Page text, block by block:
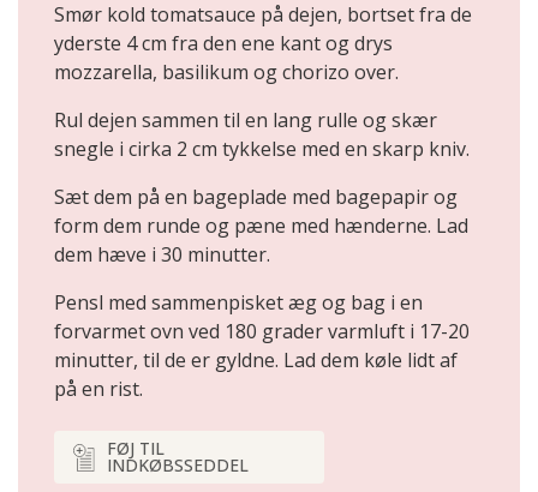
Smør kold tomatsauce på dejen, bortset fra de
yderste 4 cm fra den ene kant og drys
mozzarella, basilikum og chorizo over.
Rul dejen sammen til en lang rulle og skær
snegle i cirka 2 cm tykkelse med en skarp kniv.
Sæt dem på en bageplade med bagepapir og
form dem runde og pæne med hænderne. Lad
dem hæve i 30 minutter.
Pensl med sammenpisket æg og bag i en
forvarmet ovn ved 180 grader varmluft i 17-20
minutter, til de er gyldne. Lad dem køle lidt af
på en rist.
FØJ TIL
INDKØBSSEDDEL